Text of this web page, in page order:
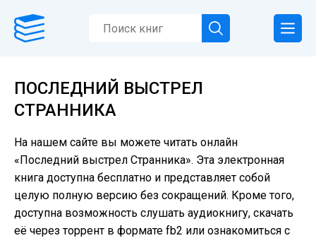
ПОСЛЕДНИЙ ВЫСТРЕЛ
СТРАННИКА
На нашем сайте вы можете читать онлайн
«Последний выстрел Странника». Эта электронная
книга доступна бесплатно и представляет собой
целую полную версию без сокращений. Кроме того,
доступна возможность слушать аудиокнигу, скачать
её через торрент в формате fb2 или ознакомиться с